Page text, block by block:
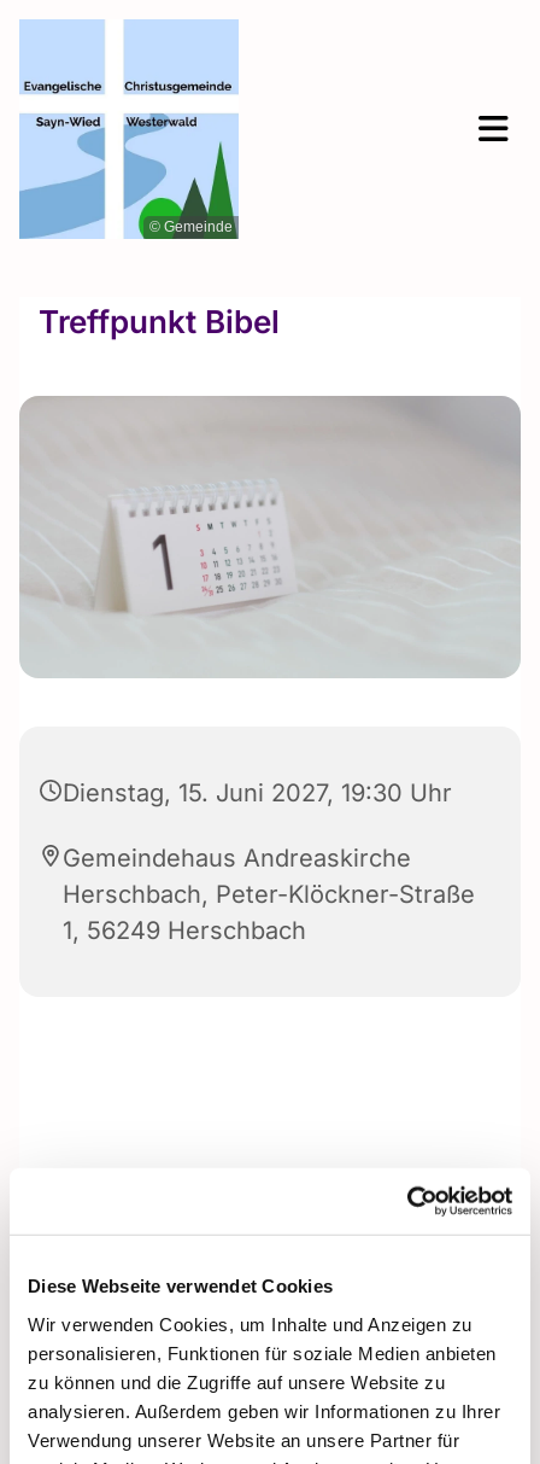
Diese Webseite verwendet Cookies
Wir verwenden Cookies, um Inhalte und Anzeigen zu
personalisieren, Funktionen für soziale Medien anbieten
zu können und die Zugriffe auf unsere Website zu
analysieren. Außerdem geben wir Informationen zu Ihrer
Verwendung unserer Website an unsere Partner für
© Gemeinde
Treffpunkt Bibel
Dienstag, 15. Juni 2027, 19:30 Uhr
Gemeindehaus Andreaskirche
Herschbach, Peter-Klöckner-Straße
1, 56249 Herschbach